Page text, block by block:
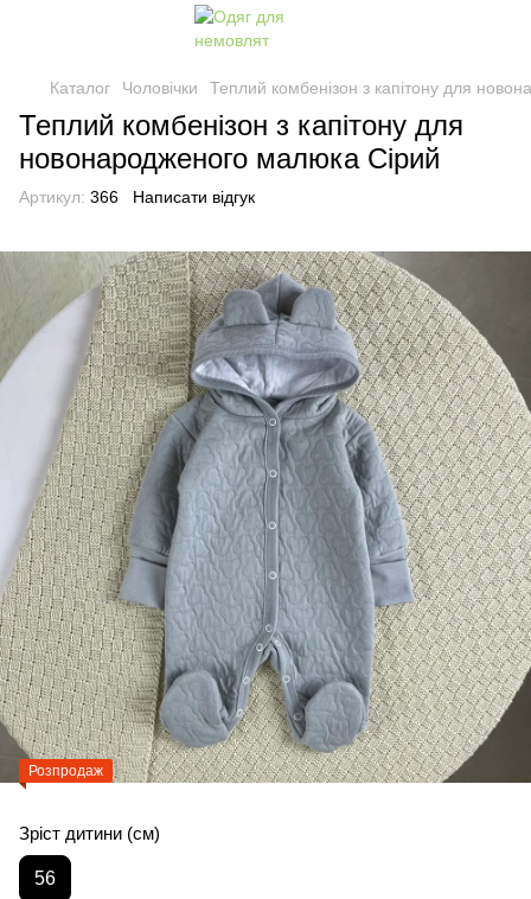
Каталог Чоловічки Теплий комбенізон з капітону для
Теплий комбенізон з капітону для
новонародженого малюка Сірий
Артикул: 366 Написати відгук
Розпродаж
Зріст дитини (см)
56